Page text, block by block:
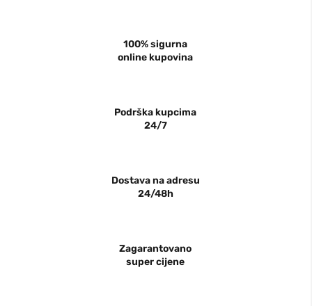
100% sigurna
online kupovina
Podrška kupcima
24/7
Dostava na adresu
24/48h
Zagarantovano
super cijene